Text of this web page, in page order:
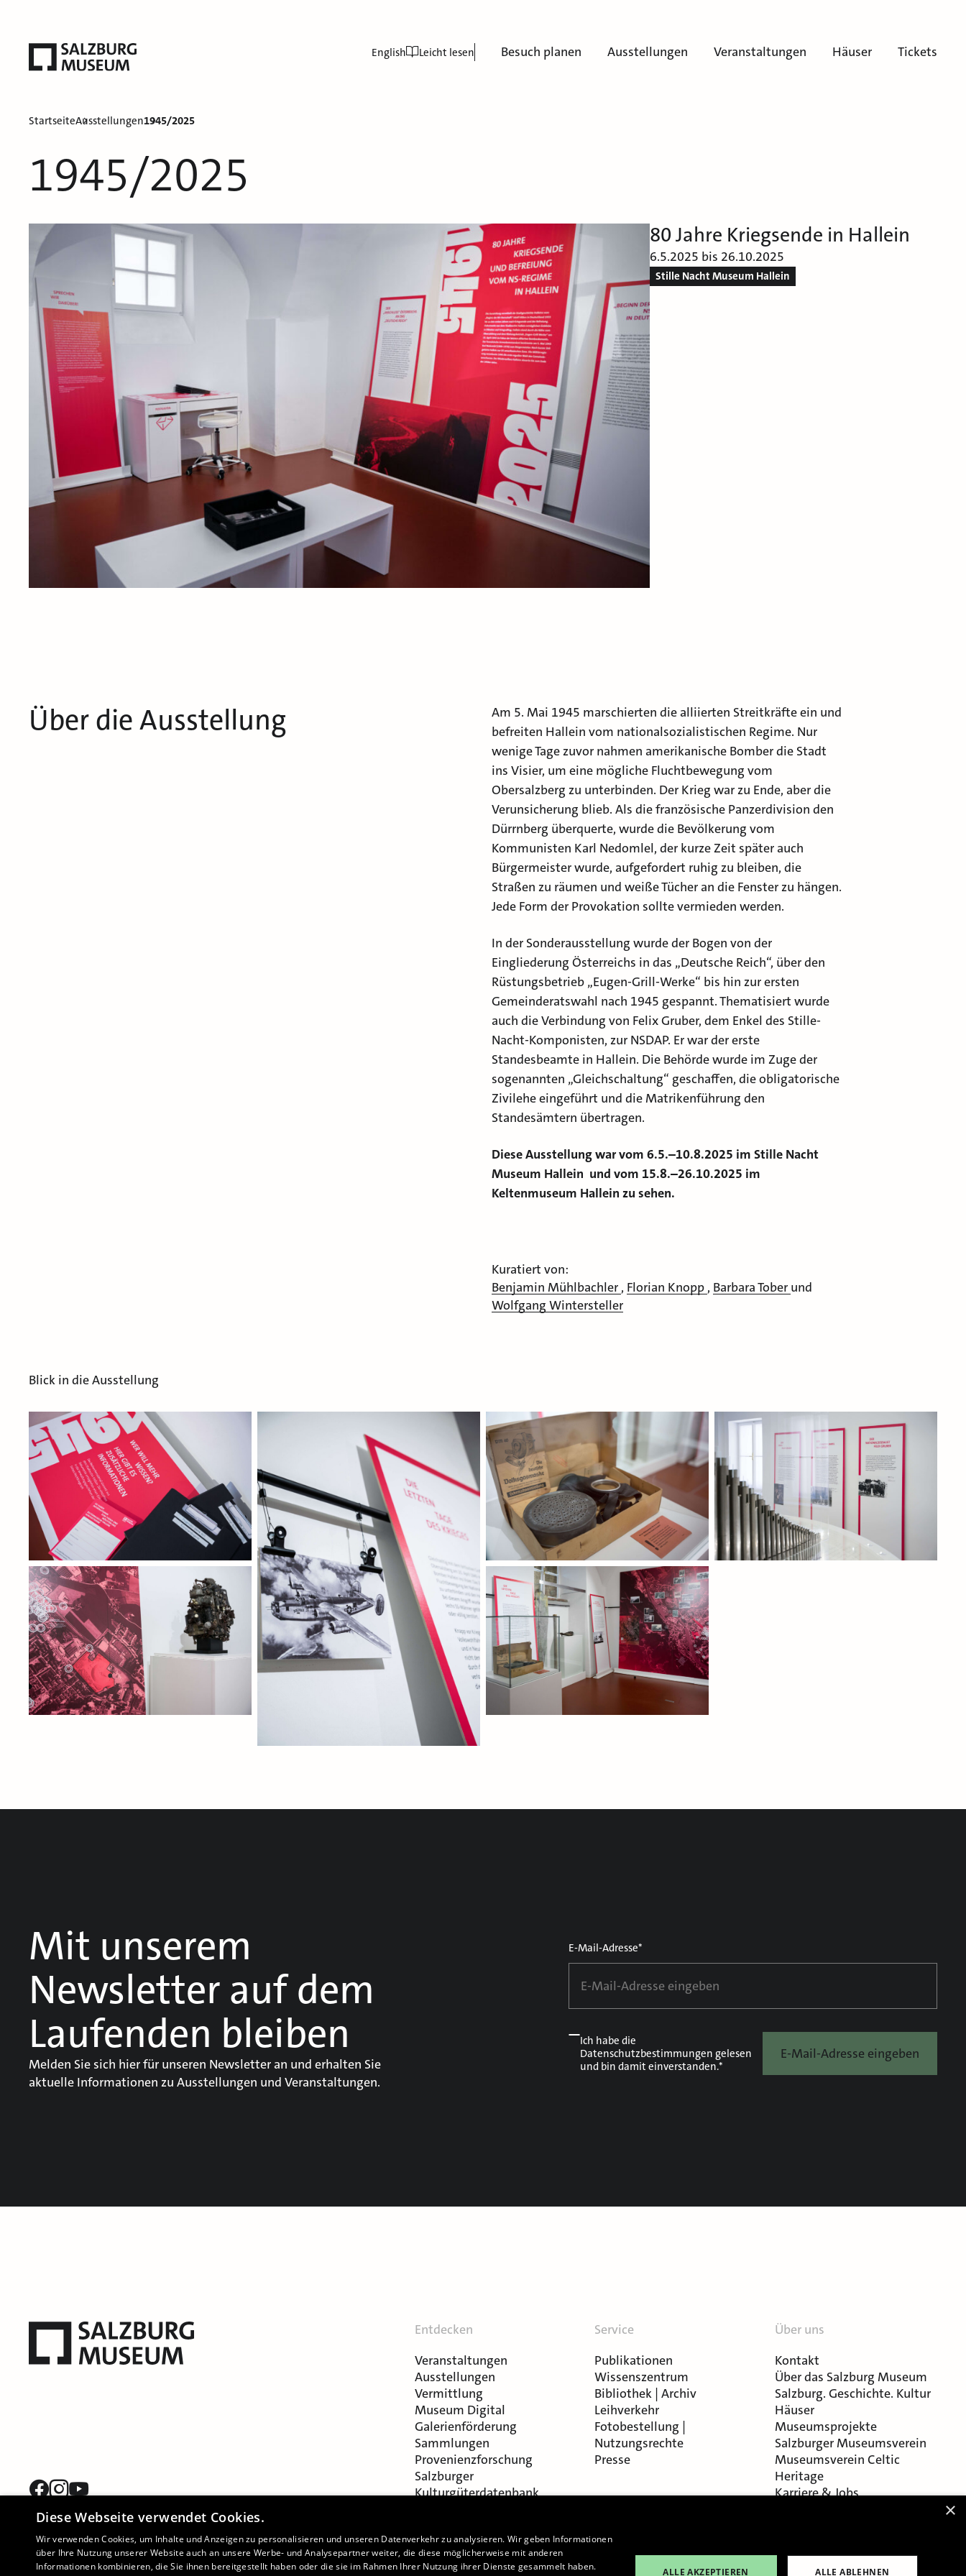
Besuch planen Ausstellungen Veranstaltungen Häuser Tickets
English Leicht lesen
StartseiteAusstellungen1945/2025
1945/2025
80 Jahre Kriegsende in Hallein
6.5.2025 bis 26.10.2025
Stille Nacht Museum Hallein
Über die Ausstellung
Am 5. Mai 1945 marschierten die alliierten Streitkräfte ein und
befreiten Hallein vom nationalsozialistischen Regime. Nur
wenige Tage zuvor nahmen amerikanische Bomber die Stadt
ins Visier, um eine mögliche Fluchtbewegung vom
Obersalzberg zu unterbinden. Der Krieg war zu Ende, aber die
Verunsicherung blieb. Als die französische Panzerdivision den
Dürrnberg überquerte, wurde die Bevölkerung vom
Kommunisten Karl Nedomlel, der kurze Zeit später auch
Bürgermeister wurde, aufgefordert ruhig zu bleiben, die
Straßen zu räumen und weiße Tücher an die Fenster zu hängen.
Jede Form der Provokation sollte vermieden werden.
In der Sonderausstellung wurde der Bogen von der
Eingliederung Österreichs in das „Deutsche Reich“, über den
Rüstungsbetrieb „Eugen-Grill-Werke“ bis hin zur ersten
Gemeinderatswahl nach 1945 gespannt. Thematisiert wurde
auch die Verbindung von Felix Gruber, dem Enkel des Stille-
Nacht-Komponisten, zur NSDAP. Er war der erste
Standesbeamte in Hallein. Die Behörde wurde im Zuge der
sogenannten „Gleichschaltung“ geschaffen, die obligatorische
Zivilehe eingeführt und die Matrikenführung den
Standesämtern übertragen.
Diese Ausstellung war vom 6.5.–10.8.2025 im Stille Nacht
Museum Hallein und vom 15.8.–26.10.2025 im
Keltenmuseum Hallein zu sehen.
Kuratiert von:
Benjamin Mühlbachler , Florian Knopp , Barbara Tober und
Wolfgang Wintersteller
Blick in die Ausstellung
Mit unserem
Newsletter auf dem
Laufenden bleiben
Melden Sie sich hier für unseren Newsletter an und erhalten Sie
aktuelle Informationen zu Ausstellungen und Veranstaltungen.
E-Mail-Adresse*
Ich habe die
Datenschutzbestimmungen gelesen
und bin damit einverstanden.*
E-Mail-Adresse eingeben
Entdecken
Veranstaltungen
Ausstellungen
Vermittlung
Museum Digital
Galerienförderung
Sammlungen
Provenienzforschung
Salzburger
Kulturgüterdatenbank
Service
Publikationen
Wissenszentrum
Bibliothek | Archiv
Leihverkehr
Fotobestellung |
Nutzungsrechte
Presse
Über uns
Kontakt
Über das Salzburg Museum
Salzburg. Geschichte. Kultur
Häuser
Museumsprojekte
Salzburger Museumsverein
Museumsverein Celtic
Heritage
Karriere & Jobs
×
Diese Webseite verwendet Cookies.
Wir verwenden Cookies, um Inhalte und Anzeigen zu personalisieren und unseren Datenverkehr zu analysieren. Wir geben Informationen
über Ihre Nutzung unserer Website auch an unsere Werbe- und Analysepartner weiter, die diese möglicherweise mit anderen
Informationen kombinieren, die Sie ihnen bereitgestellt haben oder die sie im Rahmen Ihrer Nutzung ihrer Dienste gesammelt haben.
ALLE AKZEPTIEREN ALLE ABLEHNEN